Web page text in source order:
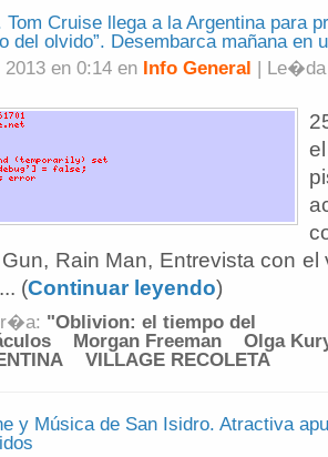
Tom Cruise llega a la Argentina para
del olvido”. Desembarca mañana en
en 0:14 en Info General |
Rain Man, Entrevista con
(Continuar leyendo)
"Oblivion: el tiempo del
Morgan Freeman
Olga
VILLAGE RECOLETA
y Música de San Isidro. Atractiva